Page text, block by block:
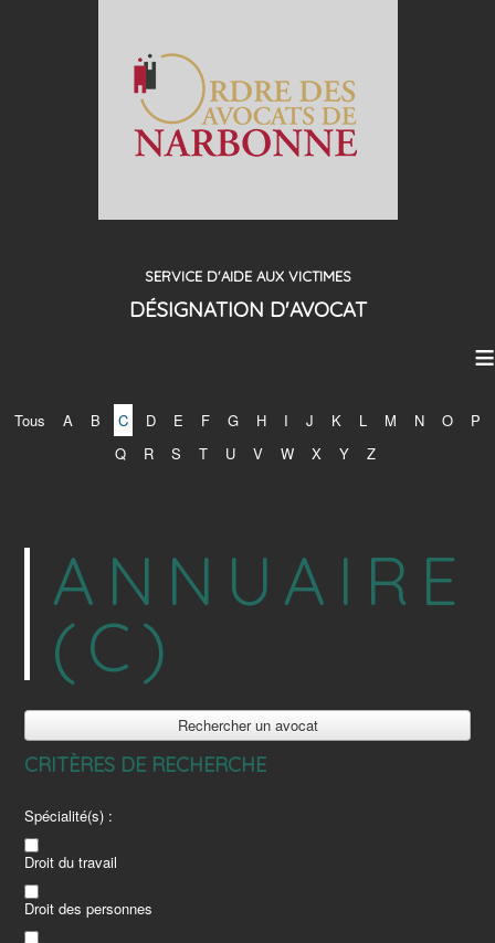
SERVICE D'AIDE AUX VICTIMES
DÉSIGNATION D'AVOCAT
≡
Tous A B C D E F G H I J K L M N O
P
Q
R S T U V W X Y Z
ANNUAIRE
(C)
Rechercher un avocat
CRITÈRES DE RECHERCHE
Spécialité(s) :
Droit du travail
Droit des personnes